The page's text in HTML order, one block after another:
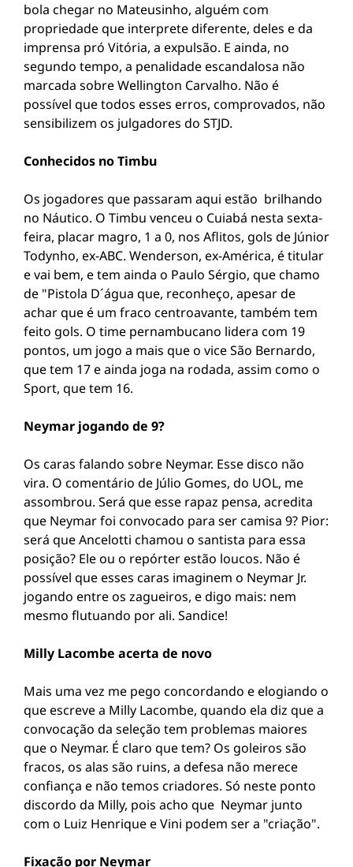
bola chegar no Mateusinho, alguém com
propriedade que interprete diferente, deles e da
imprensa pró Vitória, a expulsão. E ainda, no
segundo tempo, a penalidade escandalosa não
marcada sobre Wellington Carvalho. Não é
possível que todos esses erros, comprovados, não
sensibilizem os julgadores do STJD.
Conhecidos no Timbu
Os jogadores que passaram aqui estão brilhando
no Náutico. O Timbu venceu o Cuiabá nesta sexta-
feira, placar magro, 1 a 0, nos Aflitos, gols de Júnior
Todynho, ex-ABC. Wenderson, ex-América, é titular
e vai bem, e tem ainda o Paulo Sérgio, que chamo
de "Pistola D´água que, reconheço, apesar de
achar que é um fraco centroavante, também tem
feito gols. O time pernambucano lidera com 19
pontos, um jogo a mais que o vice São Bernardo,
que tem 17 e ainda joga na rodada, assim como o
Sport, que tem 16.
Neymar jogando de 9?
Os caras falando sobre Neymar. Esse disco não
vira. O comentário de Júlio Gomes, do UOL, me
assombrou. Será que esse rapaz pensa, acredita
que Neymar foi convocado para ser camisa 9? Pior:
será que Ancelotti chamou o santista para essa
posição? Ele ou o repórter estão loucos. Não é
possível que esses caras imaginem o Neymar Jr.
jogando entre os zagueiros, e digo mais: nem
mesmo flutuando por ali. Sandice!
Milly Lacombe acerta de novo
Mais uma vez me pego concordando e elogiando o
que escreve a Milly Lacombe, quando ela diz que a
convocação da seleção tem problemas maiores
que o Neymar. É claro que tem? Os goleiros são
fracos, os alas são ruins, a defesa não merece
confiança e não temos criadores. Só neste ponto
discordo da Milly, pois acho que Neymar junto
com o Luiz Henrique e Vini podem ser a "criação".
Fixação por Neymar